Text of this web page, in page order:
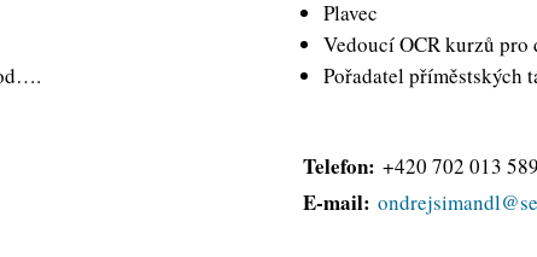
Plavec
Vedoucí OCR kurzů pro
Pořadatel příměstských
Telefon: +420 702 013
E-mail: